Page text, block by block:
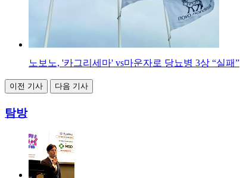
노보노, '카그리세마' vs마운자로 당뇨병 3상 “실패”
이전 기사 다음 기사
탐방